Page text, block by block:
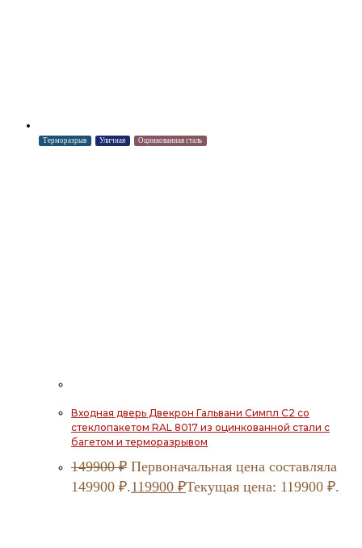
Терморазрыв Уличная Оцинкованная сталь
Входная дверь Двекрон Гальвани Симпл С2 со
стеклопакетом RAL 8017 из оцинкованной стали с
багетом и терморазрывом
149900₽ Первоначальная цена составляла
149900 ₽.119900 ₽Текущая цена: 119900 ₽.